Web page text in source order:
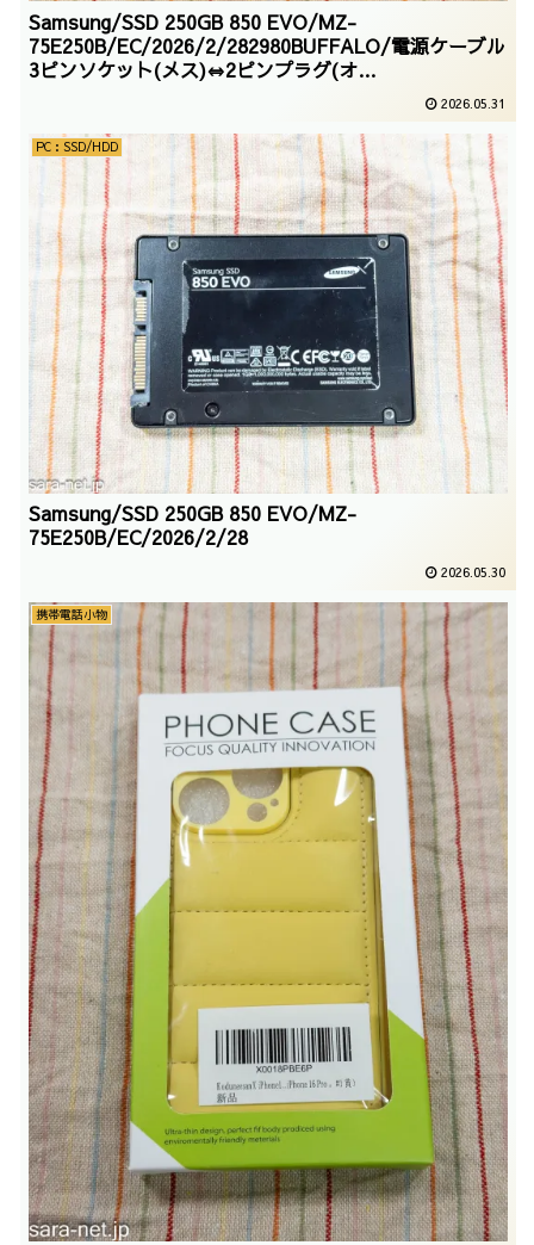
Samsung/SSD 250GB 850 EVO/MZ-
75E250B/EC/2026/2/282980BUFFALO/電源ケーブル
3ピンソケット(メス)⇔2ピンプラグ(オ
ス)2m/BSACC0620BKA ブラック/2026/02/28 2026.05.31
PC：SSD/HDD
Samsung/SSD 250GB 850 EVO/MZ-
75E250B/EC/2026/2/28
2026.05.30
携帯電話小物